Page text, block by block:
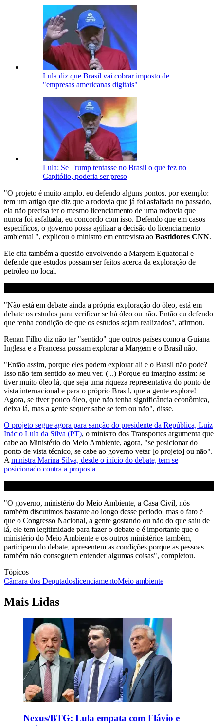
Lula diz que Brasil vai cobrar imposto de
"empresas americanas digitais"
Lula: Se Trump tentasse no Brasil o que fez no
Capitólio, poderia ser preso
"O projeto é muito amplo, eu defendo alguns pontos, por exemplo:
tem um artigo que diz que a rodovia que já foi asfaltada no passado,
ela não precisa ter o mesmo licenciamento de uma rodovia que
nunca foi asfaltada, eu concordo com isso. Defendo que em casos
específicos, o governo possa agilizar a decisão do licenciamento
ambiental ", explicou o ministro em entrevista ao Bastidores CNN.
Ele cita também a questão envolvendo a Margem Equatorial e
defende que estudos possam ser feitos acerca da exploração de
petróleo no local.
"Não está em debate ainda a própria exploração do óleo, está em
debate os estudos para verificar se há óleo ou não. Então eu defendo
que tenha condição de que os estudos sejam realizados", afirmou.
Renan Filho diz não ter "sentido" que outros países como a Guiana
Inglesa e a Francesa possam explorar a Margem e o Brasil não.
"Então assim, porque eles podem explorar ali e o Brasil não pode?
Isso não tem sentido ao meu ver. (...) Porque eu imagino assim: se
tiver muito óleo lá, que seja uma riqueza representativa do ponto de
vista internacional e para o próprio Brasil, que a gente explore!
Agora, se tiver pouco óleo, que não tenha significância econômica,
deixa lá, mas a gente sequer sabe se tem ou não", disse.
O projeto segue agora para sanção do presidente da República, Luiz
Inácio Lula da Silva (PT), o ministro dos Transportes argumenta que
cabe ao Ministério do Meio Ambiente, agora, "se posicionar do
ponto de vista técnico, se cabe ao governo vetar [o projeto] ou não".
A ministra Marina Silva, desde o início do debate, tem se
posicionado contra a proposta.
"O governo, ministério do Meio Ambiente, a Casa Civil, nós
também discutimos bastante ao longo desse período, mas o fato é
que o Congresso Nacional, a gente gostando ou não do que saiu de
lá, ele tem legitimidade para fazer o debate e é importante que o
ministério do Meio Ambiente e os outros ministérios também,
participem do debate, apresentem as condições porque as pessoas
também não conseguem entender algumas coisas", completou.
Tópicos
Câmara dos DeputadoslicenciamentoMeio ambiente
Mais Lidas
Nexus/BTG: Lula empata com Flávio e